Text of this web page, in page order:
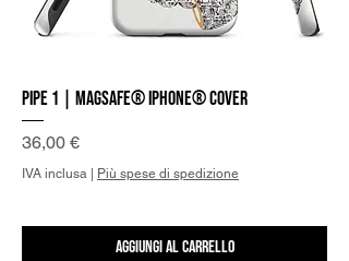
Pipe 1 | MagSafe® iPhone® Cover
Prezzo
36,00 €
IVA inclusa Più spese di spedizione
Aggiungi al carrello